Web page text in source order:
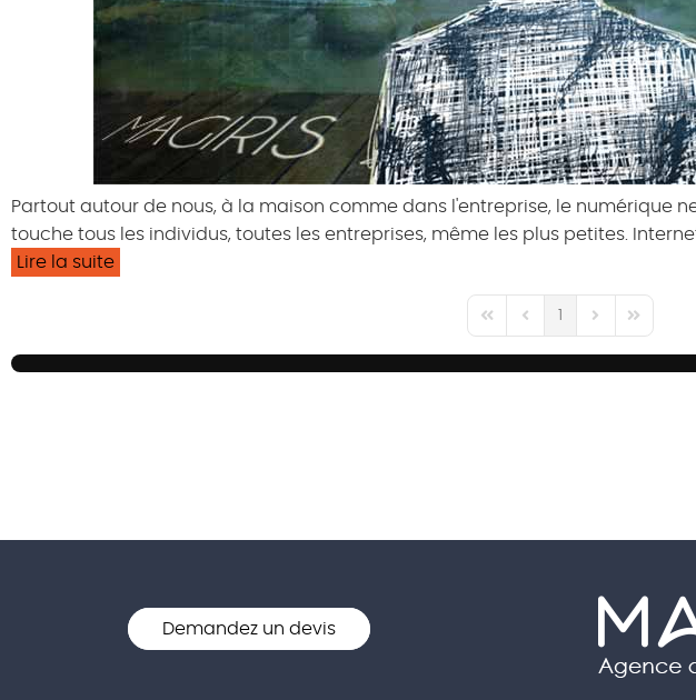
Partout autour de nous, à la maison comme dans l'entreprise, le numérique
touche tous les individus, toutes les entreprises, même les plus petites.
Lire la suite
First PagePrevious Page
1
Next PageLast Page
Demandez un devis